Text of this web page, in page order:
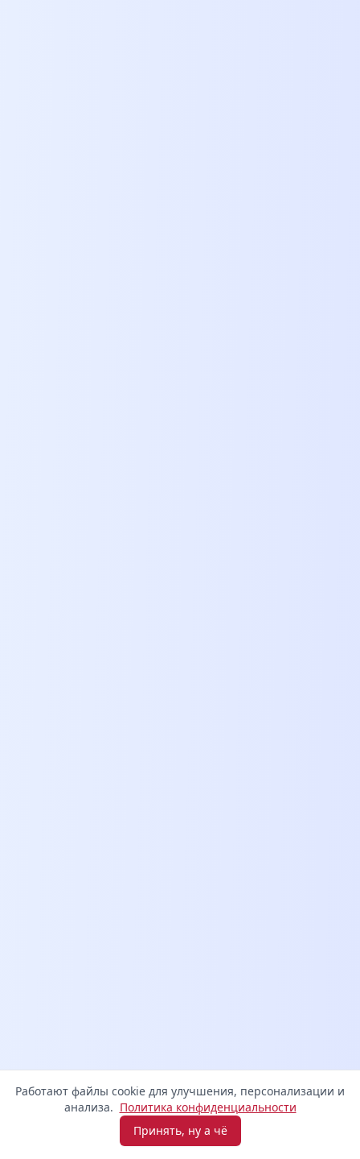
Взять микрозайм
Работают файлы cookie для улучшения, персонализации и
анализа. Политика конфиденциальности
Принять, ну а чё